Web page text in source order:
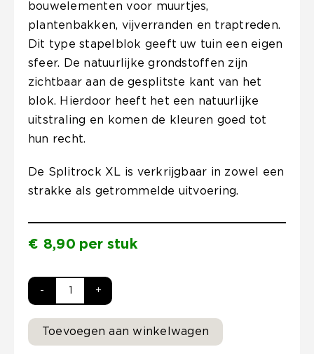
bouwelementen voor muurtjes,
plantenbakken, vijverranden en traptreden.
Dit type stapelblok geeft uw tuin een eigen
sfeer. De natuurlijke grondstoffen zijn
zichtbaar aan de gesplitste kant van het
blok. Hierdoor heeft het een natuurlijke
uitstraling en komen de kleuren goed tot
hun recht.
De Splitrock XL is verkrijgbaar in zowel een
strakke als getrommelde uitvoering.
€ 8,90 per stuk
Splitrock
XL
15x15x60cm
Toevoegen aan winkelwagen